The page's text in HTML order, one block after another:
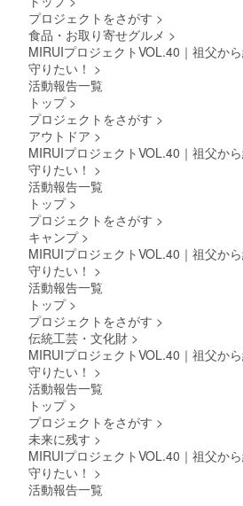
プロジェクトをさがす >
食品・お取り寄せグルメ >
MIRUIプロジェクトVOL.40｜祖父か
守りたい！ >
活動報告一覧
トップ >
プロジェクトをさがす >
アウトドア >
MIRUIプロジェクトVOL.40｜祖父か
守りたい！ >
活動報告一覧
トップ >
プロジェクトをさがす >
キャンプ >
MIRUIプロジェクトVOL.40｜祖父か
守りたい！ >
活動報告一覧
トップ >
プロジェクトをさがす >
伝統工芸・文化財 >
MIRUIプロジェクトVOL.40｜祖父か
守りたい！ >
活動報告一覧
トップ >
プロジェクトをさがす >
未来に残す >
MIRUIプロジェクトVOL.40｜祖父か
守りたい！ >
活動報告一覧